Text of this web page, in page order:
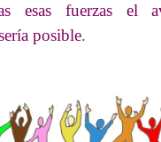
esas fuerzas el
posible.